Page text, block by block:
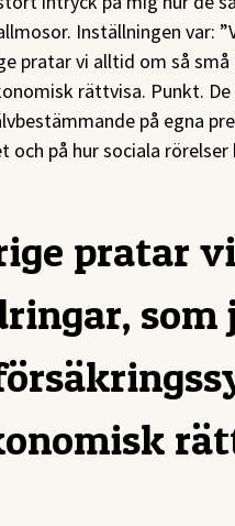
Inställningen var:
pratar vi alltid om så
rättvisa. Punkt.
på egna
och på hur sociala rörelser
pratar